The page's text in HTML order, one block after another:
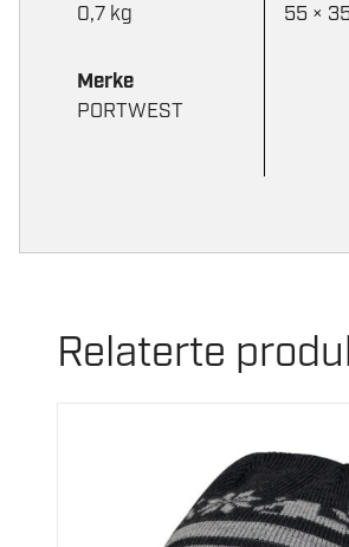
0,7 kg
55 ×
Merke
PORTWEST
Relaterte